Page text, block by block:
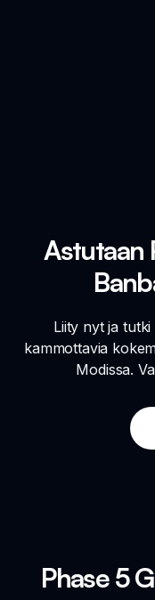
Astutaan
Liity nyt ja
kammottavia
Modissa.
Phase 5